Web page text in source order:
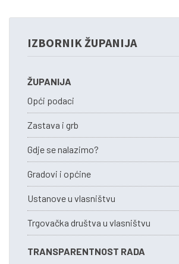
IZBORNIK ŽUPANIJA
ŽUPANIJA
Opći podaci
Zastava i grb
Gdje se nalazimo?
Gradovi i općine
Ustanove u vlasništvu
Trgovačka društva u vlasništvu
TRANSPARENTNOST RADA